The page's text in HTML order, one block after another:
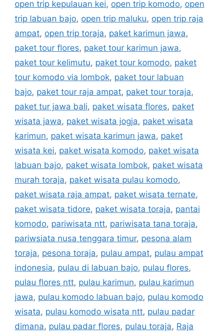
open trip kepulauan kei, open trip komodo, open
trip labuan bajo, open trip maluku, open trip raja
ampat, open trip toraja, paket karimun jawa,
paket tour flores, paket tour karimun jawa,
paket tour kelimutu, paket tour komodo, paket
tour komodo via lombok, paket tour labuan
bajo, paket tour raja ampat, paket tour toraja,
paket tur jawa bali, paket wisata flores, paket
wisata jawa, paket wisata jogja, paket wisata
karimun, paket wisata karimun jawa, paket
wisata kei, paket wisata komodo, paket wisata
labuan bajo, paket wisata lombok, paket wisata
murah toraja, paket wisata pulau komodo,
paket wisata raja ampat, paket wisata ternate,
paket wisata tidore, paket wisata toraja, pantai
komodo, pariwisata ntt, pariwisata tana toraja,
pariwsiata nusa tenggara timur, pesona alam
toraja, pesona toraja, pulau ampat, pulau ampat
indonesia, pulau di labuan bajo, pulau flores,
pulau flores ntt, pulau karimun, pulau karimun
jawa, pulau komodo labuan bajo, pulau komodo
wisata, pulau komodo wisata ntt, pulau padar
dimana, pulau padar flores, pulau toraja, Raja